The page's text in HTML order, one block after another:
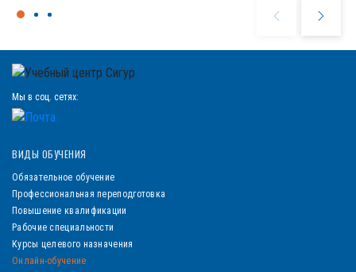
Мы в соц. сетях:
ВИДЫ ОБУЧЕНИЯ
Обязательное обучение
Профессиональная переподготовка
Повышение квалификации
Рабочие специальности
Курсы целевого назначения
Онлайн-обучение